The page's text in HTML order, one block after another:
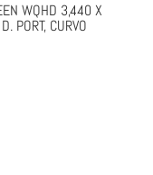
WQHD 3,440 X
PORT, CURVO